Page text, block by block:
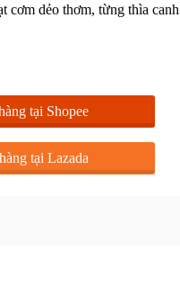
dẻo thơm, từng thìa
tại Shopee
tại Lazada